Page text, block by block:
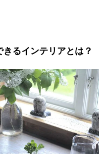
るインテリアとは？